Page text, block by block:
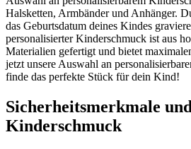
Halsketten, Armbänder und Anhänger.
das Geburtsdatum deines Kindes
personalisierter Kinderschmuck ist aus
Materialien gefertigt und bietet
jetzt unsere Auswahl an
finde das perfekte Stück für dein Kind!
Sicherheitsmerkmale
Kinderschmuck